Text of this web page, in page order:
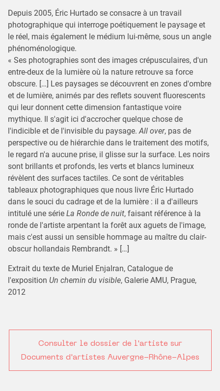
Depuis 2005, Éric Hurtado se consacre à un travail
photographique qui interroge poétiquement le paysage et
le réel, mais également le médium lui-même, sous un angle
phénoménologique.
« Ses photographies sont des images crépusculaires, d'un
entre-deux de la lumière où la nature retrouve sa force
obscure. […] Les paysages se découvrent en zones d'ombre
et de lumière, animés par des reflets souvent fluorescents
qui leur donnent cette dimension fantastique voire
mythique. Il s'agit ici d'accrocher quelque chose de
l'indicible et de l'invisible du paysage.All over, pas de
perspective ou de hiérarchie dans le traitement des motifs,
le regard n'a aucune prise, il glisse sur la surface. Les noirs
sont brillants et profonds, les verts et blancs lumineux
révèlent des surfaces tactiles. Ce sont de véritables
tableaux photographiques que nous livre Éric Hurtado
dans le souci du cadrage et de la lumière : il a d'ailleurs
intitulé une série La Ronde de nuit, faisant référence à la
ronde de l'artiste arpentant la forêt aux aguets de l'image,
mais c'est aussi un sensible hommage au maître du clair-
obscur hollandais Rembrandt. » […]
Extrait du texte de Muriel Enjalran, Catalogue de
l'exposition Un chemin du visible, Galerie AMU, Prague,
2012
Consulter le dossier de l'artiste sur
Documents d'artistes Auvergne-Rhône-Alpes